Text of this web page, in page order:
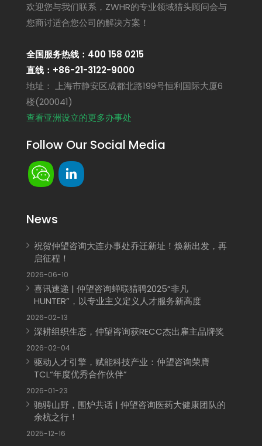
欢迎您与我们联系，ZWHR的专业领域猎头顾问会与
您商讨适合您公司的解决方案！
全国服务热线：400 158 0215
直线：+86-21-3122-9000
地址： 上海市静安区成都北路199号恒利国际大厦6
楼(200041)
查看亚洲设立的更多办事处
Follow Our Social Media
News
祝贺仲望咨询大连办事处乔迁新址！焕新出发，再
启征程！
2026-06-10
喜讯速递 | 仲望咨询蝉联猎聘2025“非凡
HUNTER”，以专业主义定义人才服务新高度
2026-02-13
深耕组织生态，仲望咨询获RECC杰出雇主品牌奖
2026-02-04
驱动人才引擎，赋能科技产业：仲望咨询荣膺
TCL“年度优秀合作伙伴”
2026-01-23
驰骋山野，围炉共话 | 仲望咨询医药大健康团队的
余杭之行！
2025-12-16